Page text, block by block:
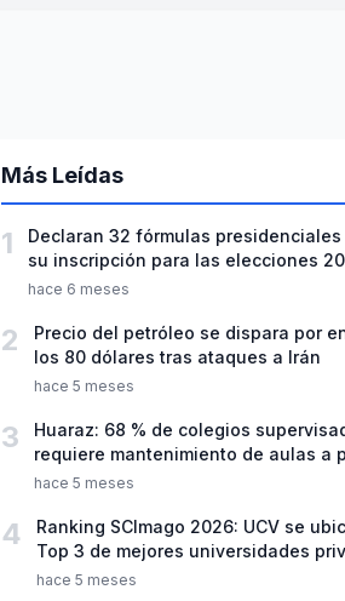
Más Leídas
1
Declaran 32 fórmulas
su inscripción para las elecciones
hace 6 meses
2
Precio del petróleo se dispara por
los 80 dólares tras ataques a Irán
hace 5 meses
3
Huaraz: 68 % de colegios
requiere mantenimiento de aulas a
de inicio del año escolar 2026
hace 5 meses
4
Ranking SCImago 2026: UCV se
Top 3 de mejores universidades
Perú
hace 5 meses